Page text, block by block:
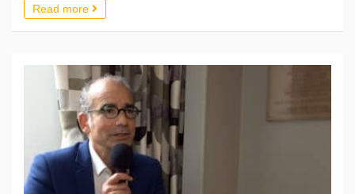
Read more